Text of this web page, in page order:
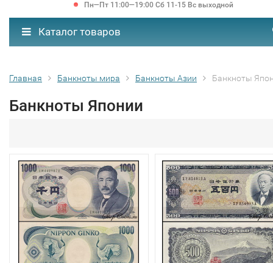
Пн—Пт 11:00—19:00 Сб 11-15 Вс выходной
Каталог товаров
Главная Банкноты мира Банкноты Азии Банкноты
Банкноты Японии